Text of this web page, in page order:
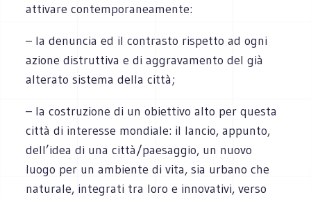
attivare contemporaneamente:
– la denuncia ed il contrasto rispetto ad ogni
azione distruttiva e di aggravamento del già
alterato sistema della città;
– la costruzione di un obiettivo alto per questa
città di interesse mondiale: il lancio, appunto,
dell’idea di una città/paesaggio, un nuovo
luogo per un ambiente di vita, sia urbano che
naturale, integrati tra loro e innovativi, verso